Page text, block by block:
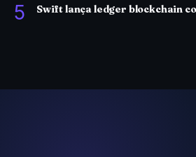
5 Swift lança ledger blockchain